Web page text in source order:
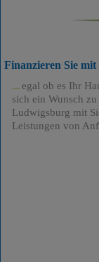
Finanzieren Sie
egal ob es Ihr
sich ein Wunsch
Ludwigsburg mit
Leistungen von